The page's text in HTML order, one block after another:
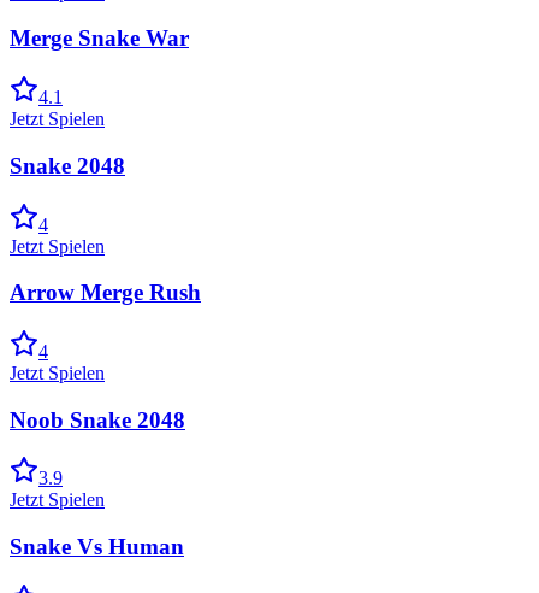
Merge Snake War
4.1
Jetzt Spielen
Snake 2048
4
Jetzt Spielen
Arrow Merge Rush
4
Jetzt Spielen
Noob Snake 2048
3.9
Jetzt Spielen
Snake Vs Human